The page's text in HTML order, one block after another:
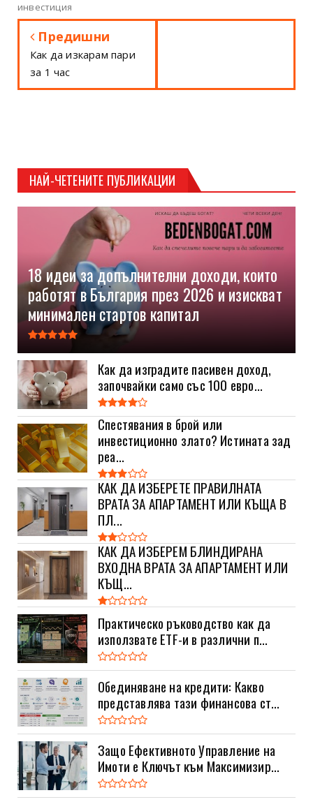
инвестиция
Предишни
Как да изкарам пари
за 1 час
НАЙ-ЧЕТЕНИТЕ ПУБЛИКАЦИИ
18 идеи за допълнителни доходи, които
работят в България през 2026 и изискват
минимален стартов капитал
Как да изградите пасивен доход,
започвайки само със 100 евро...
Спестявания в брой или
инвестиционно злато? Истината зад
реа...
КАК ДА ИЗБЕРЕТЕ ПРАВИЛНАТА
ВРАТА ЗА АПАРТАМЕНТ ИЛИ КЪЩА В
ПЛ...
КАК ДА ИЗБЕРЕМ БЛИНДИРАНА
ВХОДНА ВРАТА ЗА АПАРТАМЕНТ ИЛИ
КЪЩ...
Практическо ръководство как да
използвате ETF-и в различни п...
Обединяване на кредити: Какво
представлява тази финансова ст...
Защо Ефективното Управление на
Имоти е Ключът към Максимизир...